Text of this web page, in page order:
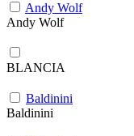
Andy Wolf
Andy Wolf
BLANCIA
Baldinini
Baldinini